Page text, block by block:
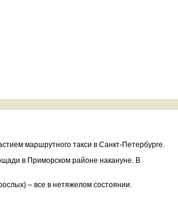
маршрутного такси в Санкт-Петербурге.
в Приморском районе накануне. В
– все в нетяжелом состоянии.